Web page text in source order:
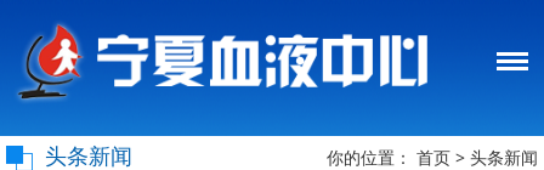
头条新闻 你的位置： 首页 > 头条新闻